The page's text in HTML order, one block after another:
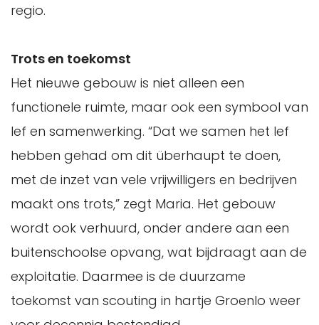
regio.
Trots en toekomst
Het nieuwe gebouw is niet alleen een
functionele ruimte, maar ook een symbool van
lef en samenwerking. “Dat we samen het lef
hebben gehad om dit überhaupt te doen,
met de inzet van vele vrijwilligers en bedrijven
maakt ons trots,” zegt Maria. Het gebouw
wordt ook verhuurd, onder andere aan een
buitenschoolse opvang, wat bijdraagt aan de
exploitatie. Daarmee is de duurzame
toekomst van scouting in hartje Groenlo weer